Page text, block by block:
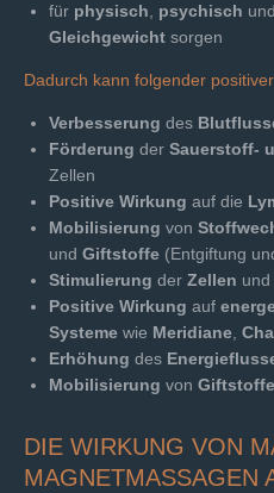
für physisch psychisch und
Gleichgewicht sorgen
Dadurch kann folgender
Verbesserung des
Förderung der Sauerstoff-
Zellen
Positive Wirkung auf die
Mobilisierung von
und Giftstoffe (Entgiftung
Stimulierung der Zellen
Positive Wirkung auf
Systeme wie Meridiane
Erhöhung des
Mobilisierung von
DIE WIRKUNG VON
MAGNETMASSAGEN